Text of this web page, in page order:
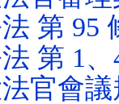
第 95
第 1、
官會議